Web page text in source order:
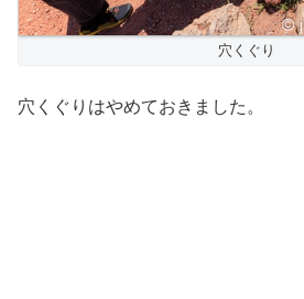
穴くぐり
穴くぐりはやめておきました。